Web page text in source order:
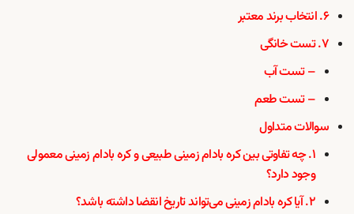
۶. انتخاب برند معتبر
۷. تست خانگی
– تست آب
– تست طعم
سوالات متداول
۱. چه تفاوتی بین کره بادام زمینی طبیعی و کره بادام زمینی معمولی
وجود دارد؟
۲. آیا کره بادام زمینی می‌تواند تاریخ انقضا داشته باشد؟